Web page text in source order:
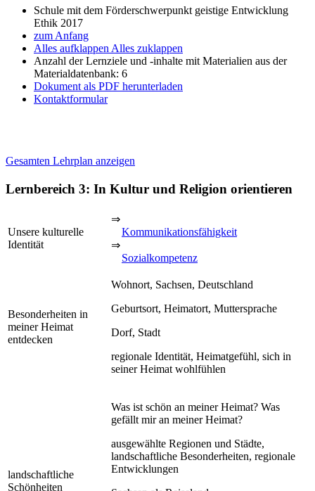
Schule mit dem Förderschwerpunkt geistige Entwicklung
Ethik 2017
zum Anfang
Alles aufklappen Alles zuklappen
Anzahl der Lernziele und -inhalte mit Materialien aus der
Materialdatenbank: 6
Dokument als PDF herunterladen
Kontaktformular
Gesamten Lehrplan anzeigen
Lernbereich 3: In Kultur und Religion orientieren
Unsere kulturelle
Identität
⇒
Kommunikationsfähigkeit
⇒
Sozialkompetenz
Besonderheiten in
meiner Heimat
entdecken
Wohnort, Sachsen, Deutschland
Geburtsort, Heimatort, Muttersprache
Dorf, Stadt
regionale Identität, Heimatgefühl, sich in
seiner Heimat wohlfühlen
landschaftliche
Schönheiten
Was ist schön an meiner Heimat? Was
gefällt mir an meiner Heimat?
ausgewählte Regionen und Städte,
landschaftliche Besonderheiten, regionale
Entwicklungen